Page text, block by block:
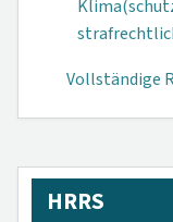
Vollständige
HRRS